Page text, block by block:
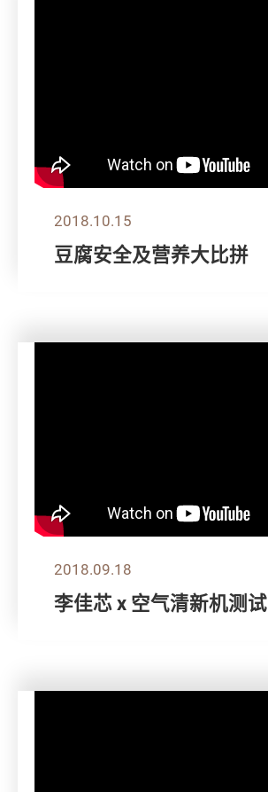
2018.10.15
豆腐安全及营养大比拼
2018.09.18
李佳芯 x 空气清新机测试